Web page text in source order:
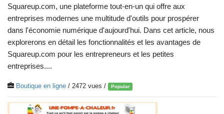
Squareup.com, une plateforme tout-en-un qui offre aux
entreprises modernes une multitude d'outils pour prospérer
dans l'économie numérique d'aujourd'hui. Dans cet article, nous
explorerons en détail les fonctionnalités et les avantages de
Squareup.com pour les entrepreneurs et les petites
entreprises....
Boutique en ligne / 2472 vues / Popular